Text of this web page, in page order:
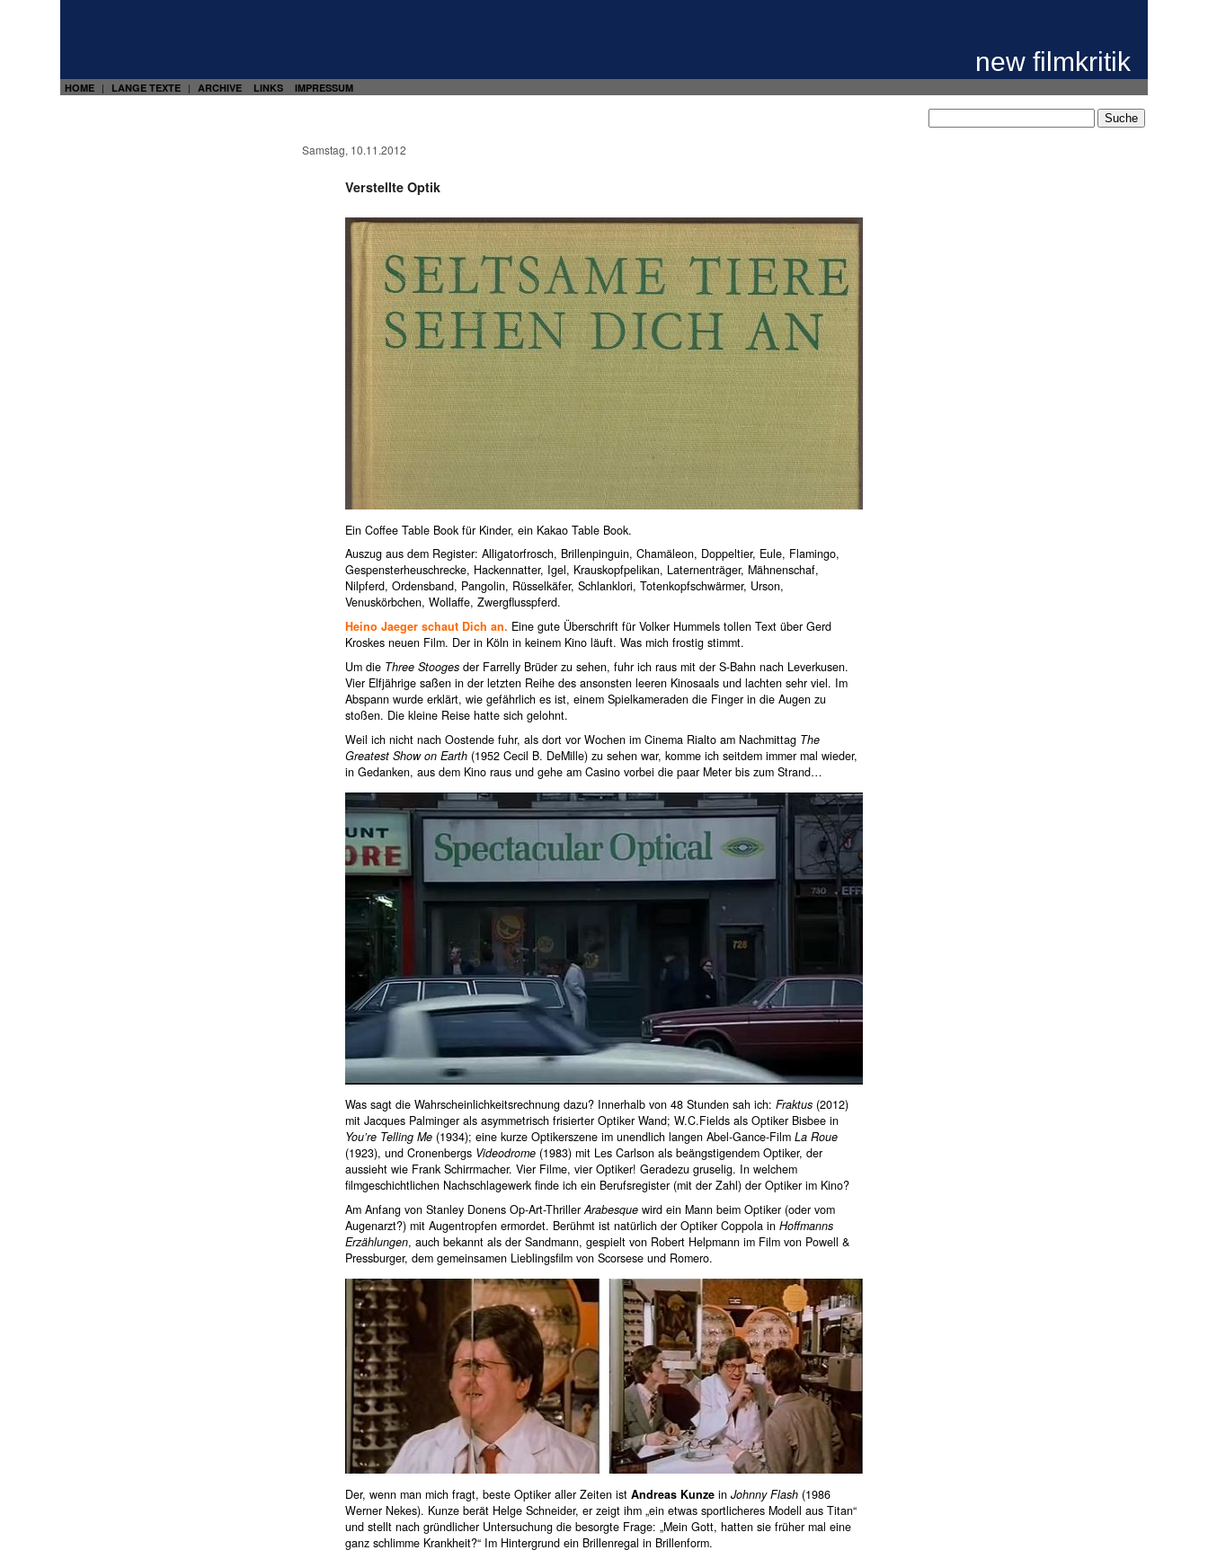
new filmkritik
HOME | LANGE TEXTE | ARCHIVE LINKS IMPRESSUM
Samstag, 10.11.2012
Verstellte Optik
Ein Coffee Table Book für Kinder, ein Kakao Table Book.
Auszug aus dem Register: Alligatorfrosch, Brillenpinguin, Chamäleon, Doppeltier, Eule, Flamingo,
Gespensterheuschrecke, Hackennatter, Igel, Krauskopfpelikan, Laternenträger, Mähnenschaf,
Nilpferd, Ordensband, Pangolin, Rüsselkäfer, Schlanklori, Totenkopfschwärmer, Urson,
Venuskörbchen, Wollaffe, Zwergflusspferd.
Heino Jaeger schaut Dich an. Eine gute Überschrift für Volker Hummels tollen Text über Gerd
Kroskes neuen Film. Der in Köln in keinem Kino läuft. Was mich frostig stimmt.
Um die Three Stooges der Farrelly Brüder zu sehen, fuhr ich raus mit der S-Bahn nach Leverkusen.
Vier Elfjährige saßen in der letzten Reihe des ansonsten leeren Kinosaals und lachten sehr viel. Im
Abspann wurde erklärt, wie gefährlich es ist, einem Spielkameraden die Finger in die Augen zu
stoßen. Die kleine Reise hatte sich gelohnt.
Weil ich nicht nach Oostende fuhr, als dort vor Wochen im Cinema Rialto am Nachmittag The
Greatest Show on Earth (1952 Cecil B. DeMille) zu sehen war, komme ich seitdem immer mal wieder,
in Gedanken, aus dem Kino raus und gehe am Casino vorbei die paar Meter bis zum Strand…
Was sagt die Wahrscheinlichkeitsrechnung dazu? Innerhalb von 48 Stunden sah ich: Fraktus (2012)
mit Jacques Palminger als asymmetrisch frisierter Optiker Wand; W.C.Fields als Optiker Bisbee in
You’re Telling Me (1934); eine kurze Optikerszene im unendlich langen Abel-Gance-Film La Roue
(1923), und Cronenbergs Videodrome (1983) mit Les Carlson als beängstigendem Optiker, der
aussieht wie Frank Schirrmacher. Vier Filme, vier Optiker! Geradezu gruselig. In welchem
filmgeschichtlichen Nachschlagewerk finde ich ein Berufsregister (mit der Zahl) der Optiker im Kino?
Am Anfang von Stanley Donens Op-Art-ThrillerArabesque wird ein Mann beim Optiker (oder vom
Augenarzt?) mit Augentropfen ermordet. Berühmt ist natürlich der Optiker Coppola in Hoffmanns
Erzählungen, auch bekannt als der Sandmann, gespielt von Robert Helpmann im Film von Powell &
Pressburger, dem gemeinsamen Lieblingsfilm von Scorsese und Romero.
Der, wenn man mich fragt, beste Optiker aller Zeiten ist Andreas Kunze in Johnny Flash (1986
Werner Nekes). Kunze berät Helge Schneider, er zeigt ihm „ein etwas sportlicheres Modell aus Titan“
und stellt nach gründlicher Untersuchung die besorgte Frage: „Mein Gott, hatten sie früher mal eine
ganz schlimme Krankheit?“ Im Hintergrund ein Brillenregal in Brillenform.